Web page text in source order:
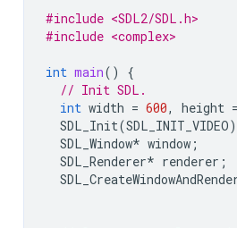
#include <SDL2/SDL.h>
#include <complex>
int main()
{
// Init SDL.
int width = 600, height =
SDL_Init(SDL_INIT_VIDEO
SDL_Window* window ;
SDL_Renderer* renderer ;